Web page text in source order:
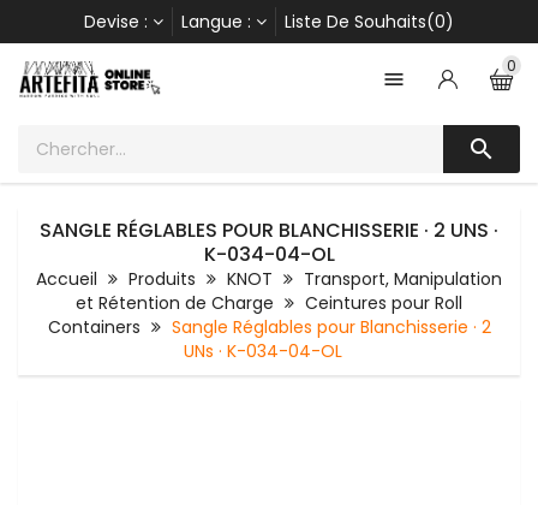
Devise : Langue : Liste De Souhaits(0)

0

SANGLE RÉGLABLES POUR BLANCHISSERIE · 2 UNS ·
K-034-04-OL
Accueil Produits KNOT
Transport, Manipulation
et Rétention de Charge
Ceintures pour Roll
Containers
Sangle Réglables pour Blanchisserie · 2
UNs · K-034-04-OL